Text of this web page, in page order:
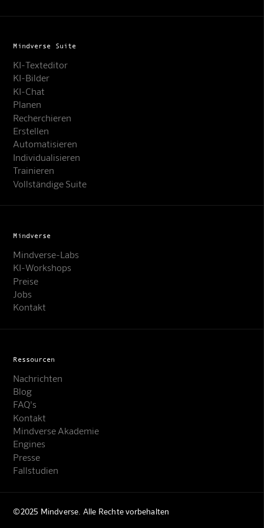
Online · KI-Assistent
Mindverse
Mindverse Suite
KI-Texteditor
KI-Bilder
KI-Chat
Planen
Recherchieren
Erstellen
Automatisieren
Individualisieren
Trainieren
Vollständige Suite
Mindverse
Mindverse-Labs
KI-Workshops
Preise
Jobs
Kontakt
Ressourcen
Nachrichten
Blog
FAQ's
Kontakt
Mindverse Akademie
Engines
Presse
Fallstudien
©2025 Mindverse. Alle Rechte vorbehalten